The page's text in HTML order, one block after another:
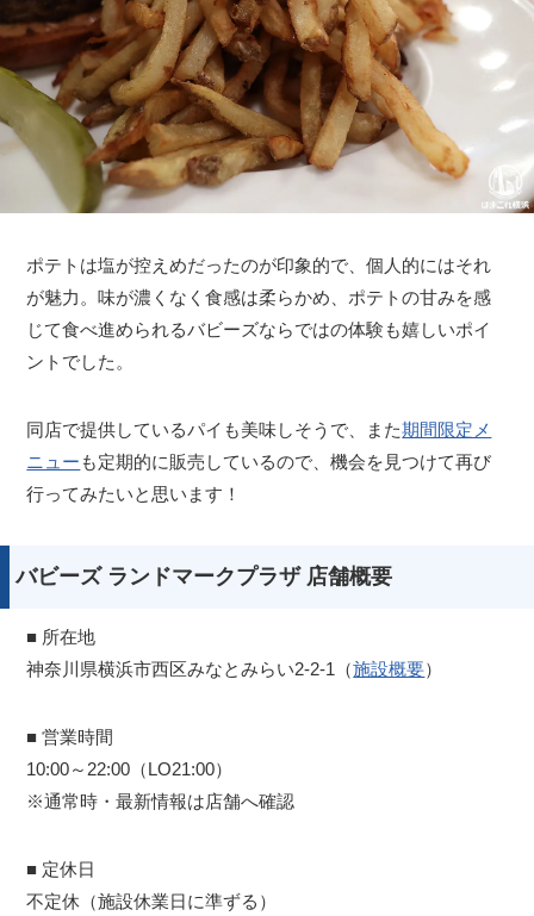
ポテトは塩が控えめだったのが印象的で、個人的にはそれ
が魅力。味が濃くなく食感は柔らかめ、ポテトの甘みを感
じて食べ進められるバビーズならではの体験も嬉しいポイ
ントでした。
同店で提供しているパイも美味しそうで、また期間限定メ
ニュー も定期的に販売しているので、機会を見つけて再び
行ってみたいと思います！
バビーズ ランドマークプラザ 店舗概要
■ 所在地
神奈川県横浜市西区みなとみらい2-2-1（施設概要）
■ 営業時間
10:00～22:00（LO21:00）
※通常時・最新情報は店舗へ確認
■ 定休日
不定休（施設休業日に準ずる）